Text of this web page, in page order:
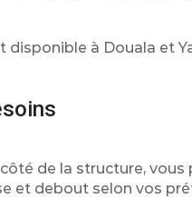
disponible à Douala et
de la structure,
et debout selon vos